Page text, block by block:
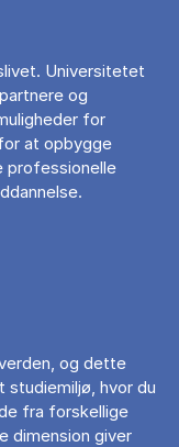
Universitetet
og
for
at opbygge
professionelle
og dette
hvor du
fra forskellige
dimension giver